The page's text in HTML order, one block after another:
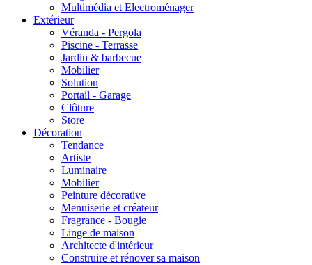
Multimédia et Electroménager
Extérieur
Véranda - Pergola
Piscine - Terrasse
Jardin & barbecue
Mobilier
Solution
Portail - Garage
Clôture
Store
Décoration
Tendance
Artiste
Luminaire
Mobilier
Peinture décorative
Menuiserie et créateur
Fragrance - Bougie
Linge de maison
Architecte d'intérieur
Construire et rénover sa maison